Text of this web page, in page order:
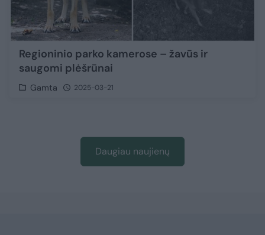
Regioninio parko kamerose – žavūs ir
saugomi plėšrūnai
Gamta 2025-03-21
Daugiau naujienų